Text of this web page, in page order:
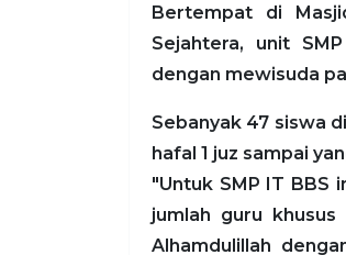
Bertempat di
Sejahtera, unit
dengan mewisuda
Sebanyak 47 siswa
hafal 1 juz sampai
"Untuk SMP IT BBS
jumlah guru
Alhamdulillah